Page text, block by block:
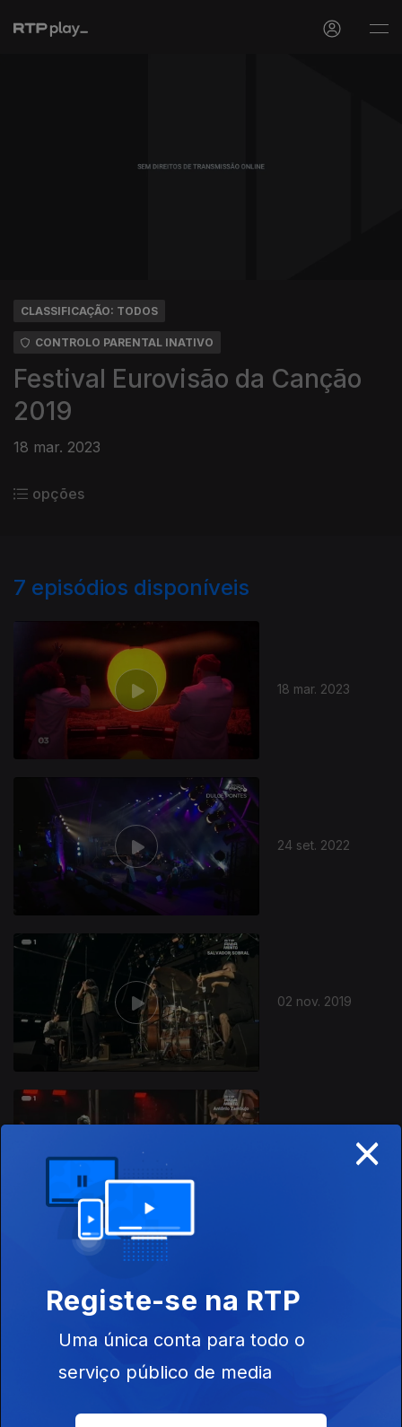
CLASSIFICAÇÃO: TODOS
CONTROLO PARENTAL INATIVO
Festival Eurovisão da Canção
2019
18 mar. 2023
opções
7 episódios disponíveis
18 mar. 2023
24 set. 2022
02 nov. 2019
Ep. 3
×
Registe-se na RTP
Uma única conta para todo o
serviço público de media